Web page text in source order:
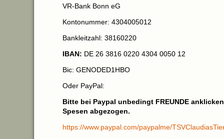
VR-Bank Bonn eG
Kontonummer: 4304005012
Bankleitzahl: 38160220
IBAN: DE 26 3816 0220 4304 0050 12
Bic: GENODED1HBO
Oder PayPal:
Bitte bei Paypal unbedingt FREUNDE
Spesen abgezogen.
https://www.paypal.com/paypalme/